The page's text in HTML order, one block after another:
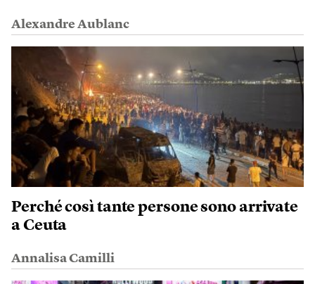
Alexandre Aublanc
Perché così tante persone sono arrivate
a Ceuta
Annalisa Camilli